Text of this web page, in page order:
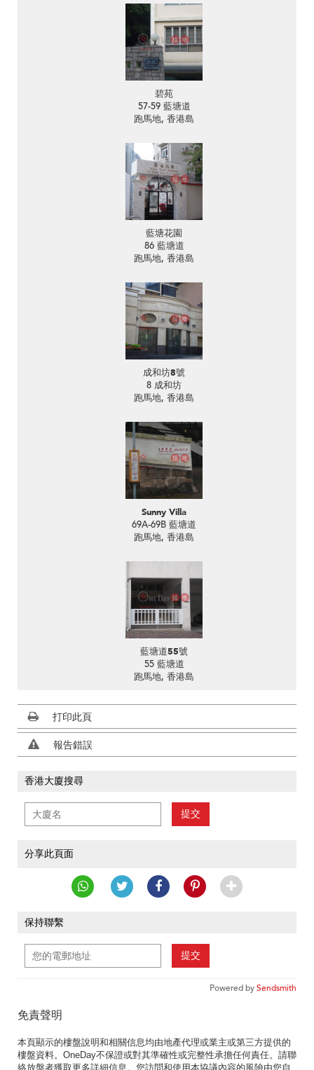
碧苑
57-59 藍塘道
跑馬地, 香港島
藍塘花園
86 藍塘道
跑馬地, 香港島
成和坊8號
8 成和坊
跑馬地, 香港島
Sunny Villa
69A-69B 藍塘道
跑馬地, 香港島
藍塘道55號
55 藍塘道
跑馬地, 香港島
打印此頁
報告錯誤
香港大廈搜尋
提交
分享此頁面
保持聯繫
提交
Powered bySendsmith
免責聲明
本頁顯示的樓盤說明和相關信息均由地產代理或業主或第三方提供的
樓盤資料。OneDay不保證或對其準確性或完整性承擔任何責任。請聯
絡放盤者獲取更多詳細信息。您訪問和使用本協議內容的風險由您自